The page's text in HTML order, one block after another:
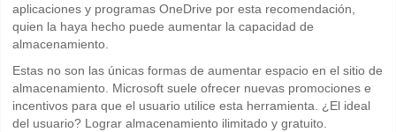
aplicaciones y programas OneDrive por esta recomendación,
quien la haya hecho puede aumentar la capacidad de
almacenamiento.
Estas no son las únicas formas de aumentar espacio en el sitio de
almacenamiento. Microsoft suele ofrecer nuevas promociones e
incentivos para que el usuario utilice esta herramienta. ¿El ideal
del usuario? Lograr almacenamiento ilimitado y gratuito.